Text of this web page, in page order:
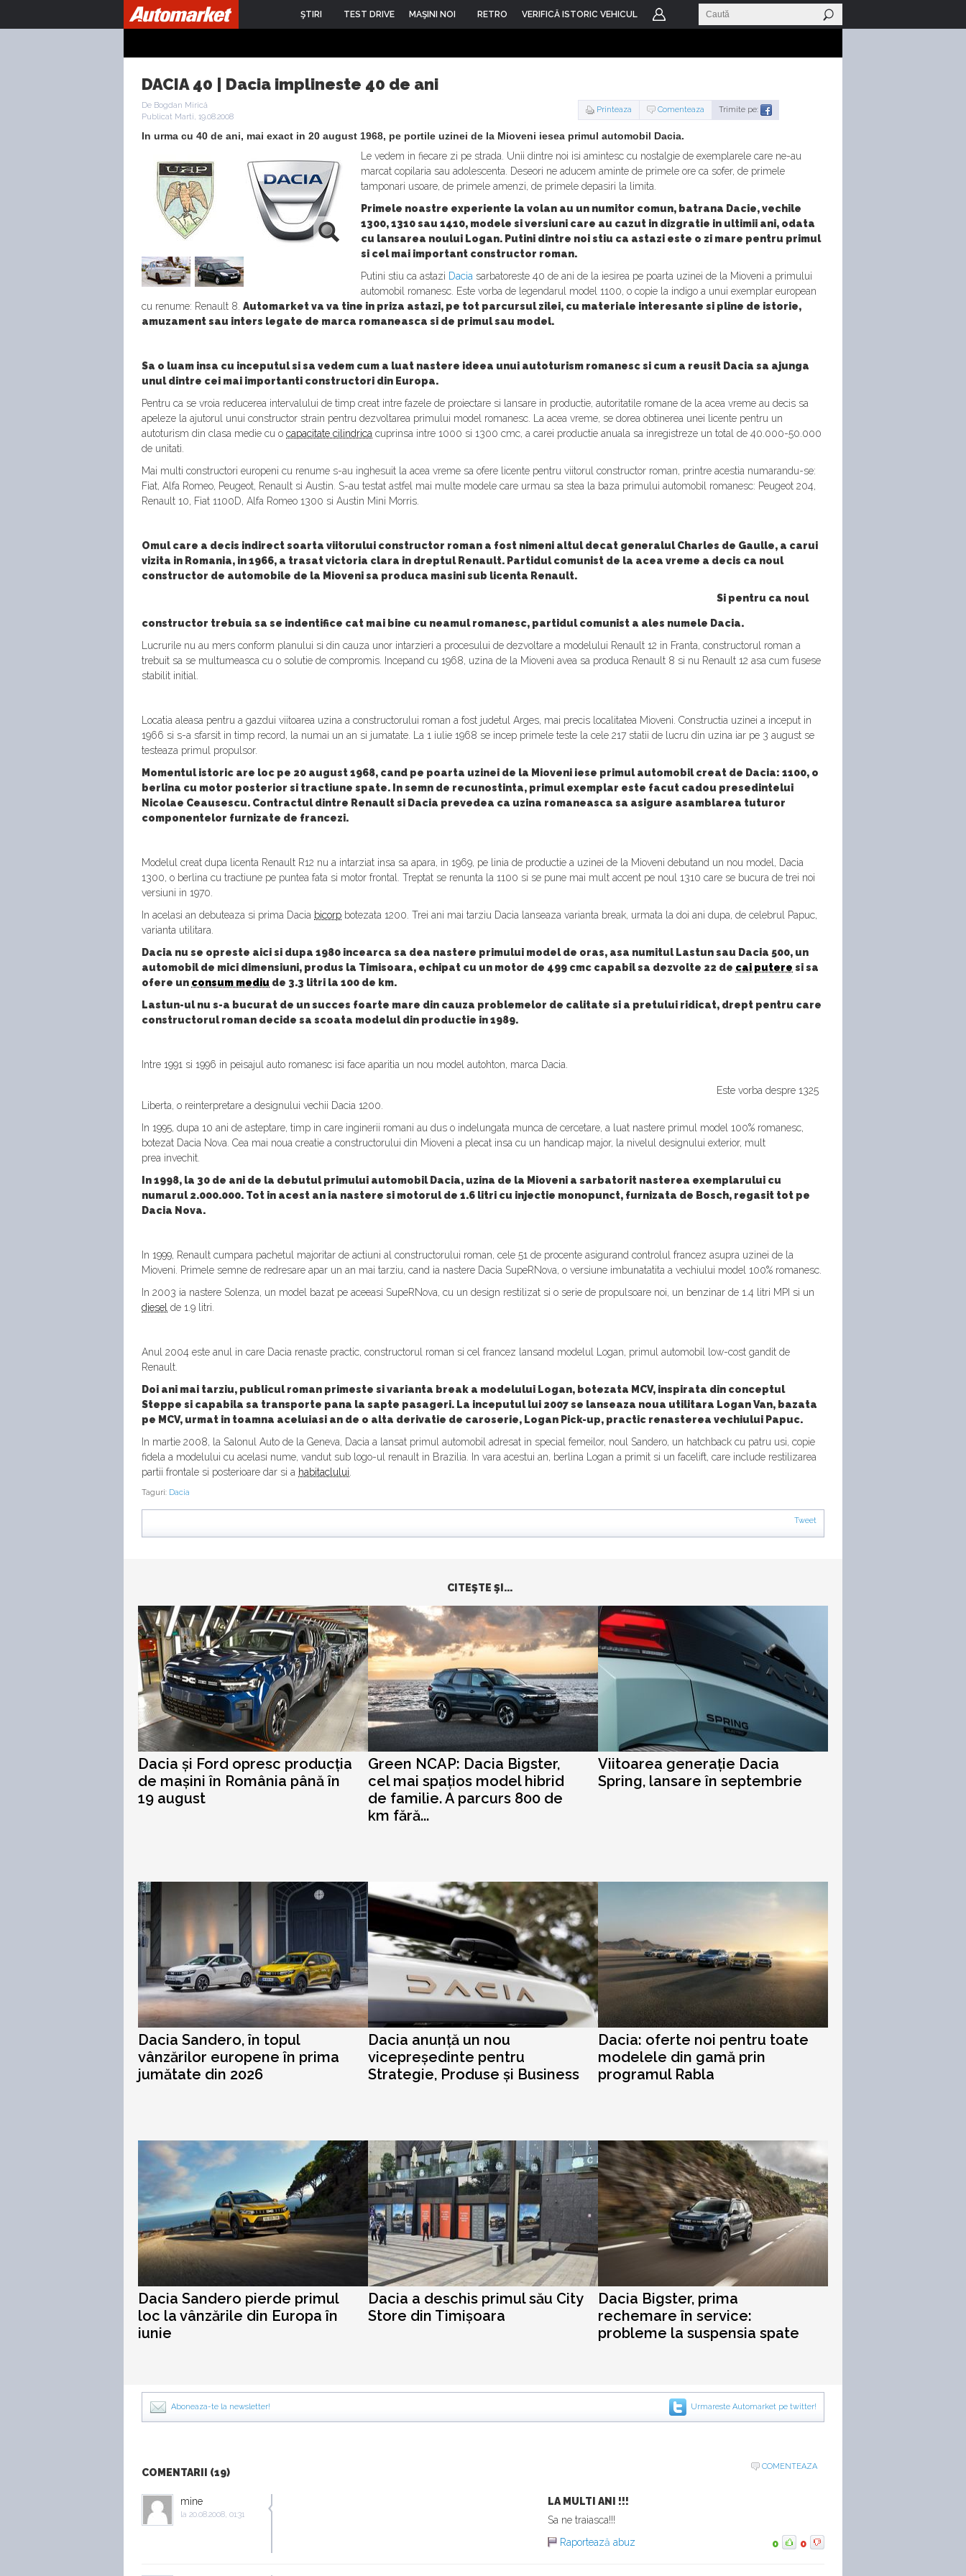
ŞTIRI TEST DRIVE MAŞINI NOI RETRO VERIFICĂ ISTORIC VEHICUL
DACIA 40 | Dacia implineste 40 de ani
De Bogdan Mirică
Publicat Marti, 19.08.2008
Printeaza Comenteaza Trimite pe:
In urma cu 40 de ani, mai exact in 20 august 1968, pe portile uzinei de la Mioveni iesea primul automobil Dacia.
Le vedem in fiecare zi pe strada. Unii dintre noi isi amintesc cu nostalgie de exemplarele care ne-au
marcat copilaria sau adolescenta. Deseori ne aducem aminte de primele ore ca sofer, de primele
tamponari usoare, de primele amenzi, de primele depasiri la limita.
Primele noastre experiente la volan au un numitor comun, batrana Dacie, vechile
1300, 1310 sau 1410, modele si versiuni care au cazut in dizgratie in ultimii ani, odata
cu lansarea noului Logan. Putini dintre noi stiu ca astazi este o zi mare pentru primul
si cel mai important constructor roman.
Putini stiu ca astazi Dacia sarbatoreste 40 de ani de la iesirea pe poarta uzinei de la Mioveni a primului
automobil romanesc. Este vorba de legendarul model 1100, o copie la indigo a unui exemplar european
cu renume: Renault 8. Automarket va va tine in priza astazi, pe tot parcursul zilei, cu materiale interesante si pline de istorie,
amuzament sau inters legate de marca romaneasca si de primul sau model.
Sa o luam insa cu inceputul si sa vedem cum a luat nastere ideea unui autoturism romanesc si cum a reusit Dacia sa ajunga
unul dintre cei mai importanti constructori din Europa.
Pentru ca se vroia reducerea intervalului de timp creat intre fazele de proiectare si lansare in productie, autoritatile romane de la acea vreme au decis sa
apeleze la ajutorul unui constructor strain pentru dezvoltarea primului model romanesc. La acea vreme, se dorea obtinerea unei licente pentru un
autoturism din clasa medie cu o capacitate cilindrica cuprinsa intre 1000 si 1300 cmc, a carei productie anuala sa inregistreze un total de 40.000-50.000
de unitati.
Mai multi constructori europeni cu renume s-au inghesuit la acea vreme sa ofere licente pentru viitorul constructor roman, printre acestia numarandu-se:
Fiat, Alfa Romeo, Peugeot, Renault si Austin. S-au testat astfel mai multe modele care urmau sa stea la baza primului automobil romanesc: Peugeot 204,
Renault 10, Fiat 1100D, Alfa Romeo 1300 si Austin Mini Morris.
Omul care a decis indirect soarta viitorului constructor roman a fost nimeni altul decat generalul Charles de Gaulle, a carui
vizita in Romania, in 1966, a trasat victoria clara in dreptul Renault. Partidul comunist de la acea vreme a decis ca noul
constructor de automobile de la Mioveni sa produca masini sub licenta Renault.
Si pentru ca noul
constructor trebuia sa se indentifice cat mai bine cu neamul romanesc, partidul comunist a ales numele Dacia.
Lucrurile nu au mers conform planului si din cauza unor intarzieri a procesului de dezvoltare a modelului Renault 12 in Franta, constructorul roman a
trebuit sa se multumeasca cu o solutie de compromis. Incepand cu 1968, uzina de la Mioveni avea sa produca Renault 8 si nu Renault 12 asa cum fusese
stabilit initial.
Locatia aleasa pentru a gazdui viitoarea uzina a constructorului roman a fost judetul Arges, mai precis localitatea Mioveni. Constructia uzinei a inceput in
1966 si s-a sfarsit in timp record, la numai un an si jumatate. La 1 iulie 1968 se incep primele teste la cele 217 statii de lucru din uzina iar pe 3 august se
testeaza primul propulsor.
Momentul istoric are loc pe 20 august 1968, cand pe poarta uzinei de la Mioveni iese primul automobil creat de Dacia: 1100, o
berlina cu motor posterior si tractiune spate. In semn de recunostinta, primul exemplar este facut cadou presedintelui
Nicolae Ceausescu. Contractul dintre Renault si Dacia prevedea ca uzina romaneasca sa asigure asamblarea tuturor
componentelor furnizate de francezi.
Modelul creat dupa licenta Renault R12 nu a intarziat insa sa apara, in 1969, pe linia de productie a uzinei de la Mioveni debutand un nou model, Dacia
1300, o berlina cu tractiune pe puntea fata si motor frontal. Treptat se renunta la 1100 si se pune mai mult accent pe noul 1310 care se bucura de trei noi
versiuni in 1970.
In acelasi an debuteaza si prima Dacia bicorp botezata 1200. Trei ani mai tarziu Dacia lanseaza varianta break, urmata la doi ani dupa, de celebrul Papuc,
varianta utilitara.
Dacia nu se opreste aici si dupa 1980 incearca sa dea nastere primului model de oras, asa numitul Lastun sau Dacia 500, un
automobil de mici dimensiuni, produs la Timisoara, echipat cu un motor de 499 cmc capabil sa dezvolte 22 de cai putere si sa
ofere un consum mediu de 3.3 litri la 100 de km.
Lastun-ul nu s-a bucurat de un succes foarte mare din cauza problemelor de calitate si a pretului ridicat, drept pentru care
constructorul roman decide sa scoata modelul din productie in 1989.
Intre 1991 si 1996 in peisajul auto romanesc isi face aparitia un nou model autohton, marca Dacia.
Este vorba despre 1325
Liberta, o reinterpretare a designului vechii Dacia 1200.
In 1995, dupa 10 ani de asteptare, timp in care inginerii romani au dus o indelungata munca de cercetare, a luat nastere primul model 100% romanesc,
botezat Dacia Nova. Cea mai noua creatie a constructorului din Mioveni a plecat insa cu un handicap major, la nivelul designului exterior, mult
prea invechit.
In 1998, la 30 de ani de la debutul primului automobil Dacia, uzina de la Mioveni a sarbatorit nasterea exemplarului cu
numarul 2.000.000. Tot in acest an ia nastere si motorul de 1.6 litri cu injectie monopunct, furnizata de Bosch, regasit tot pe
Dacia Nova.
In 1999, Renault cumpara pachetul majoritar de actiuni al constructorului roman, cele 51 de procente asigurand controlul francez asupra uzinei de la
Mioveni. Primele semne de redresare apar un an mai tarziu, cand ia nastere Dacia SupeRNova, o versiune imbunatatita a vechiului model 100% romanesc.
In 2003 ia nastere Solenza, un model bazat pe aceeasi SupeRNova, cu un design restilizat si o serie de propulsoare noi, un benzinar de 1.4 litri MPI si un
diesel de 1.9 litri.
Anul 2004 este anul in care Dacia renaste practic, constructorul roman si cel francez lansand modelul Logan, primul automobil low-cost gandit de
Renault.
Doi ani mai tarziu, publicul roman primeste si varianta break a modelului Logan, botezata MCV, inspirata din conceptul
Steppe si capabila sa transporte pana la sapte pasageri. La inceputul lui 2007 se lanseaza noua utilitara Logan Van, bazata
pe MCV, urmat in toamna aceluiasi an de o alta derivatie de caroserie, Logan Pick-up, practic renasterea vechiului Papuc.
In martie 2008, la Salonul Auto de la Geneva, Dacia a lansat primul automobil adresat in special femeilor, noul Sandero, un hatchback cu patru usi, copie
fidela a modelului cu acelasi nume, vandut sub logo-ul renault in Brazilia. In vara acestui an, berlina Logan a primit si un facelift, care include restilizarea
partii frontale si posterioare dar si a habitaclului
Taguri: Dacia
Tweet
CITEŞTE ŞI...
Dacia și Ford opresc producția
de mașini în România până în
19 august
Green NCAP: Dacia Bigster,
cel mai spațios model hibrid
de familie. A parcurs 800 de
km fără...
Viitoarea generație Dacia
Spring, lansare în septembrie
Dacia Sandero, în topul
vânzărilor europene în prima
jumătate din 2026
Dacia anunță un nou
vicepreședinte pentru
Strategie, Produse și Business
Dacia: oferte noi pentru toate
modelele din gamă prin
programul Rabla
Dacia Sandero pierde primul
loc la vânzările din Europa în
iunie
Dacia a deschis primul său City
Store din Timișoara
Dacia Bigster, prima
rechemare în service:
probleme la suspensia spate
Aboneaza-te la newsletter! Urmareste Automarket pe twitter!
COMENTARII (19)
COMENTEAZA
mine
la 20.08.2008, 01:31
LA MULTI ANI !!!
Sa ne traiasca!!!
Raportează abuz
0 0